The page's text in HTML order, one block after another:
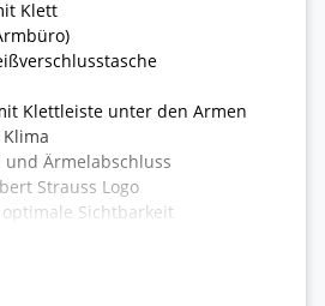
Klett
Klettleiste unter den Armen
Ärmelabschluss
Strauss Logo
Sichtbarkeit